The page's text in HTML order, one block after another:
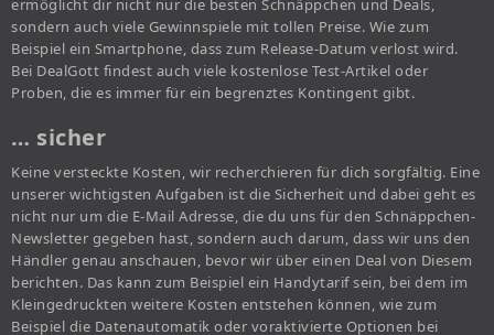
ermöglicht dir nicht nur die besten Schnäppchen und Deals,
sondern auch viele Gewinnspiele mit tollen Preise. Wie zum
Beispiel ein Smartphone, dass zum Release-Datum verlost wird.
Bei DealGott findest auch viele kostenlose Test-Artikel oder
Proben, die es immer für ein begrenztes Kontingent gibt.
… sicher
Keine versteckte Kosten, wir recherchieren für dich sorgfältig. Eine
unserer wichtigsten Aufgaben ist die Sicherheit und dabei geht es
nicht nur um die E-Mail Adresse, die du uns für den Schnäppchen-
Newsletter gegeben hast, sondern auch darum, dass wir uns den
Händler genau anschauen, bevor wir über einen Deal von Diesem
berichten. Das kann zum Beispiel ein Handytarif sein, bei dem im
Kleingedruckten weitere Kosten entstehen können, wie zum
Beispiel die Datenautomatik oder voraktivierte Optionen bei